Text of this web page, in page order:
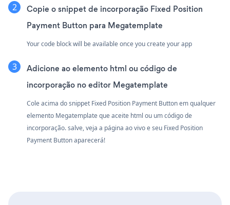
Copie o snippet de incorporação Fixed Position
Payment Button para Megatemplate
Your code block will be available once you create your app
Adicione ao elemento html ou código de
incorporação no editor Megatemplate
Cole acima do snippet Fixed Position Payment Button em qualquer
elemento Megatemplate que aceite html ou um código de
incorporação. salve, veja a página ao vivo e seu Fixed Position
Payment Button aparecerá!